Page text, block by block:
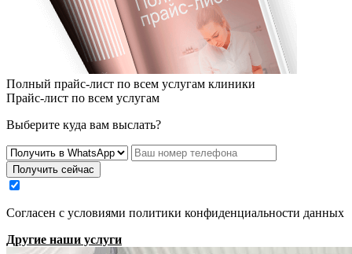
Полный прайс-лист по всем услугам клиники
Прайс-лист по всем услугам
Выберите куда вам выслать?
Получить сейчас
Cогласен с условиями политики конфиденциальности данных
Другие наши услуги